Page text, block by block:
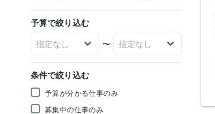
予算で絞り込む
〜
条件で絞り込む
予算が分かる仕事のみ
募集中の仕事のみ